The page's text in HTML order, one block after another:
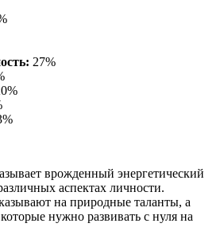
27%
врожденный энергетический
аспектах личности.
на природные таланты, а
нужно развивать с нуля на